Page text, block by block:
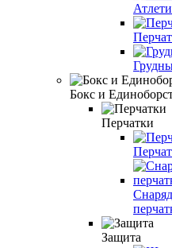
Бокс и
Перчатки
Защита